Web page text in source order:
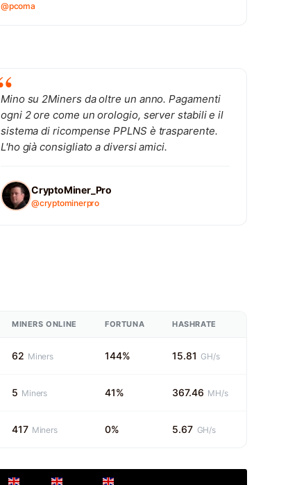
@pcoma
Mino su 2Miners da oltre un anno. Pagamenti
ogni 2 ore come un orologio, server stabili e il
sistema di ricompense PPLNS è trasparente.
L'ho già consigliato a diversi amici.
CryptoMiner_Pro
@cryptominerpro
MINERS ONLINE FORTUNA HASHRATE
62 Miners 144% 15.81 GH/s
5 Miners 41% 367.46 MH/s
417 Miners 0% 5.67 GH/s